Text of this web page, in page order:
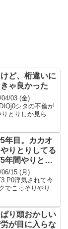
ど、桁違いに
ゃ良かった
03 (金)
シタの不倫が
とりしか見られ
...年目。カカオ
りとりしてる
年間やりとり
15 (月)
浮気されて今
でこっそりやりと
り頭おかしい
が目に入らな